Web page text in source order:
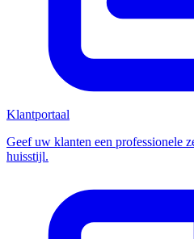
Klantportaal
Geef uw klanten een professionele
huisstijl.